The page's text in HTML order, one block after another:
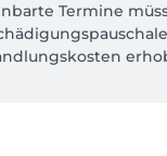
Termine